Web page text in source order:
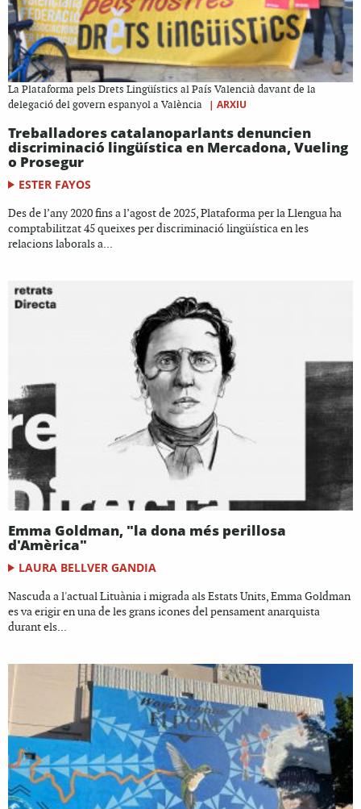
La Plataforma pels Drets Lingüístics al País Valencià davant de la
delegació del govern espanyol a València
| ARXIU
Treballadores catalanoparlants denuncien
discriminació lingüística en Mercadona, Vueling
o Prosegur
ESTER FAYOS
Des de l’any 2020 fins a l’agost de 2025, Plataforma per la Llengua ha
comptabilitzat 45 queixes per discriminació lingüística en les
relacions laborals a...
Emma Goldman, "la dona més perillosa
d'Amèrica"
LAURA BELLVER GANDIA
Nascuda a l'actual Lituània i migrada als Estats Units, Emma Goldman
es va erigir en una de les grans icones del pensament anarquista
durant els...